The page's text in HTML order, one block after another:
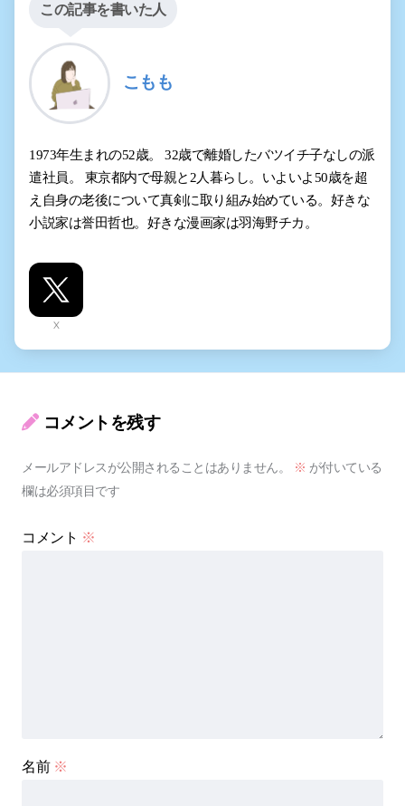
この記事を書いた人
こもも
1973年生まれの52歳。 32歳で離婚したバツイチ子なしの派
遣社員。 東京都内で母親と2人暮らし。いよいよ50歳を超
え自身の老後について真剣に取り組み始めている。好きな
小説家は誉田哲也。好きな漫画家は羽海野チカ。
X
コメントを残す
メールアドレスが公開されることはありません。 ※ が付いている
欄は必須項目です
コメント ※
名前 ※